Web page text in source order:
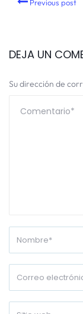
Previous post
DEJA UN
Su dirección de